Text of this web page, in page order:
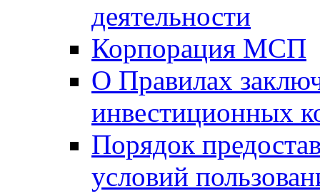
деятельности
Корпорация МСП
О Правилах
инвестиционных
Порядок
условий